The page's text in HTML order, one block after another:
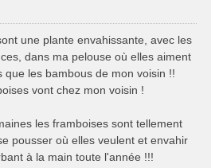
une plante envahissante, avec les
dans ma pelouse où elles aiment
que les bambous de mon voisin !!
vont chez mon voisin !
les framboises sont tellement
pousser où elles veulent et envahir
à la main toute l'année !!!